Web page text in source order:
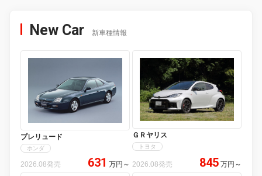
New Car 新車種情報
プレリュード
ホンダ
2026.08発売 631 万円 ～
ＧＲヤリス
トヨタ
2026.08発売 845 万円 ～